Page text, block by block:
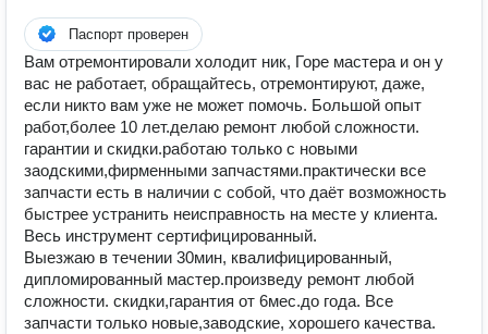
Паспорт проверен
Вам отремонтировали холодит ник, Горе мастера и он у
вас не работает, обращайтесь, отремонтируют, даже,
если никто вам уже не может помочь. Большой опыт
работ,более 10 лет.делаю ремонт любой сложности.
гарантии и скидки.работаю только с новыми
заодскими,фирменными запчастями.практически все
запчасти есть в наличии с собой, что даёт возможность
быстрее устранить неисправность на месте у клиента.
Весь инструмент сертифицированный.
Выезжаю в течении 30мин, квалифицированный,
дипломированный мастер.произведу ремонт любой
сложности. скидки,гарантия от 6мес.до года. Все
запчасти только новые,заводские, хорошего качества.